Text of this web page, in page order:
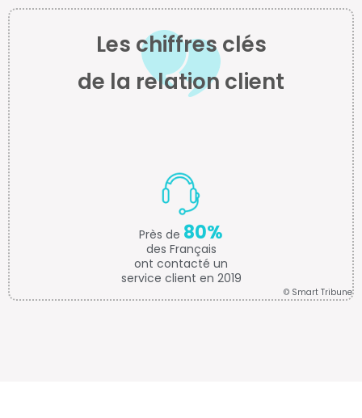
Les chiffres clés
de la relation client
Près de 80%
des Français
ont contacté un
service client en 2019
© Smart Tribune